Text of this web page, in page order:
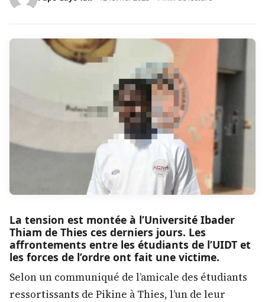
La tension est montée à l’Université Ibader
Thiam de Thies ces derniers jours. Les
affrontements entre les étudiants de l’UIDT et
les forces de l’ordre ont fait une victime.
Selon un communiqué de l’amicale des étudiants
ressortissants de Pikine à Thies, l’un de leur